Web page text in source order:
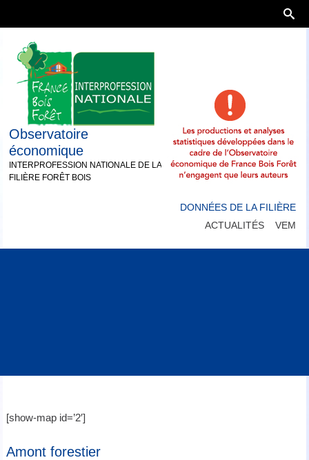
Observatoire
économique
INTERPROFESSION NATIONALE DE LA
FILIÈRE FORÊT BOIS
DONNÉES DE LA FILIÈRE
ACTUALITÉS
VEM
[show-map id=’2′]
Amont forestier